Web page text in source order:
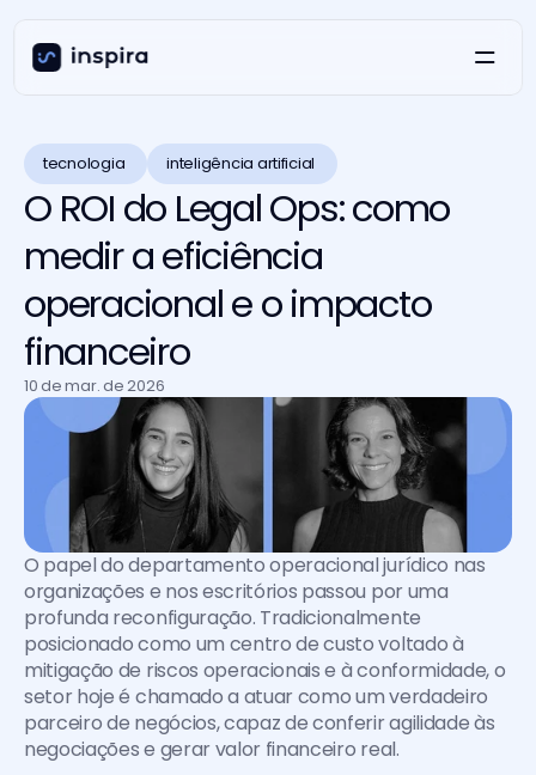
tecnologia inteligência artificial
O ROI do Legal Ops: como
medir a eficiência
operacional e o impacto
financeiro
10 de mar. de 2026
O papel do departamento operacional jurídico nas
organizações e nos escritórios passou por uma
profunda reconfiguração. Tradicionalmente
posicionado como um centro de custo voltado à
mitigação de riscos operacionais e à conformidade, o
setor hoje é chamado a atuar como um verdadeiro
parceiro de negócios, capaz de conferir agilidade às
negociações e gerar valor financeiro real.